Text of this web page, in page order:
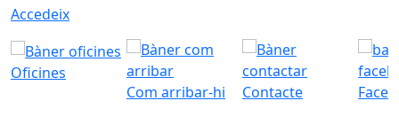
Accedeix
Oficines
Com arribar-hi
Contacte